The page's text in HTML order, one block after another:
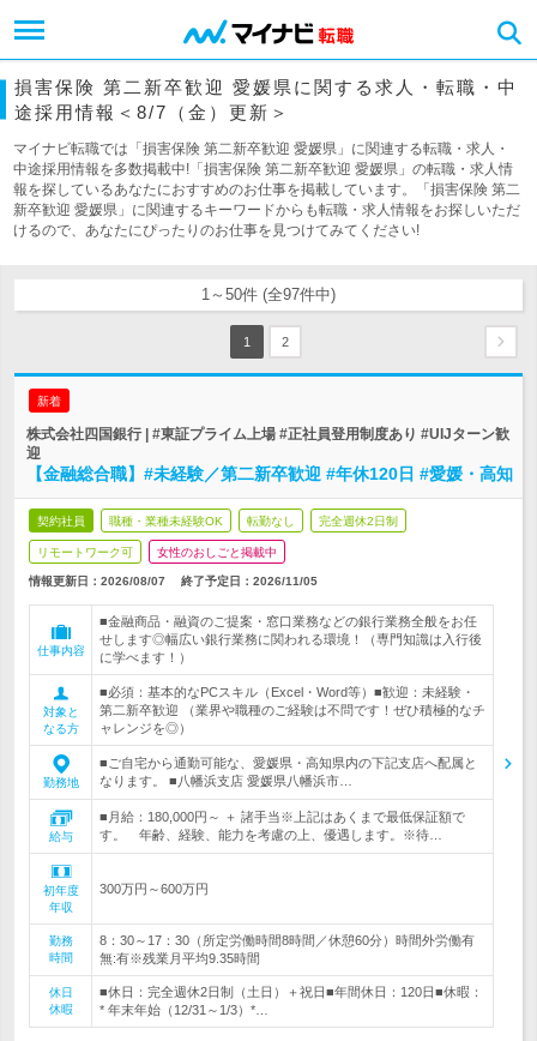
損害保険 第二新卒歓迎 愛媛県に関する求人・転職・中
途採用情報＜8/7（金）更新＞
マイナビ転職では「損害保険 第二新卒歓迎 愛媛県」に関連する転職・求人・
中途採用情報を多数掲載中!「損害保険 第二新卒歓迎 愛媛県」の転職・求人情
報を探しているあなたにおすすめのお仕事を掲載しています。「損害保険 第二
新卒歓迎 愛媛県」に関連するキーワードからも転職・求人情報をお探しいただ
けるので、あなたにぴったりのお仕事を見つけてみてください!
1～50件 (全97件中)
1 2
新着
株式会社四国銀行 | #東証プライム上場 #正社員登用制度あり #UIJターン歓
迎
【金融総合職】#未経験／第二新卒歓迎 #年休120日 #愛媛・高知
契約社員 職種・業種未経験OK 転勤なし 完全週休2日制
リモートワーク可 女性のおしごと掲載中
情報更新日：2026/08/07 終了予定日： 2026/11/05
仕事内容
■金融商品・融資のご提案・窓口業務などの銀行業務全般をお任
せします◎幅広い銀行業務に関われる環境！（専門知識は入行後
に学べます！）
対象と
なる方
■必須：基本的なPCスキル（Excel・Word等）■歓迎：未経験・
第二新卒歓迎 （業界や職種のご経験は不問です！ぜひ積極的なチ
ャレンジを◎）
勤務地
■ご自宅から通勤可能な、愛媛県・高知県内の下記支店へ配属と
なります。 ■八幡浜支店 愛媛県八幡浜市…
給与
■月給：180,000円～ ＋ 諸手当※上記はあくまで最低保証額で
す。 年齢、経験、能力を考慮の上、優遇します。※待…
初年度
年収
300万円～600万円
勤務
時間
8：30～17：30（所定労働時間8時間／休憩60分）時間外労働有
無:有※残業月平均9.35時間
休日
休暇
■休日：完全週休2日制（土日）＋祝日■年間休日：120日■休暇：
* 年末年始（12/31～1/3）*…